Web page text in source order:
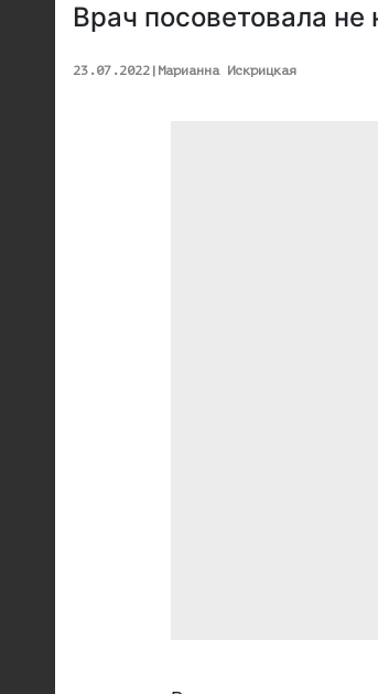
Врач посоветовала
23.07.2022| Марианна Искрицкая